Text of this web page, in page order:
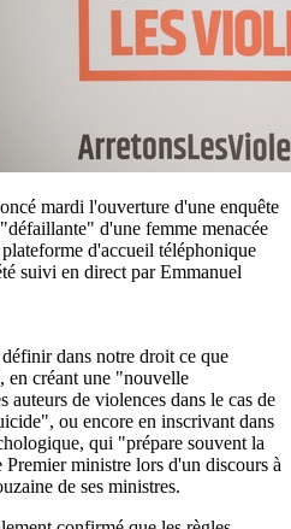
mardi l'ouverture d'une enquête
d'une femme menacée
d'accueil téléphonique
suivi en direct par Emmanuel
dans notre droit ce que
en créant une "nouvelle
auteurs de violences dans le cas de
ou encore en inscrivant dans
qui "prépare souvent la
ministre lors d'un discours à
de ses ministres.